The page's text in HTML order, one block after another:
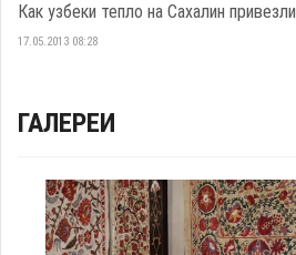
Как узбеки тепло на Сахалин привезли
17.05.2013 08:28
ГАЛЕРЕИ